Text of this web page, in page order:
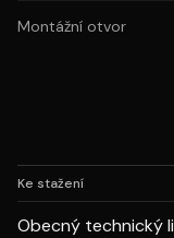
Montážní otvor
Ke stažení
Obecný technický